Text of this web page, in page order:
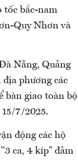
tốc bắc-nam
Quy Nhơn và
Nẵng, Quảng
địa phương các
bàn giao toàn bộ
7/2025.
động các hộ
ca, 4 kíp” đảm